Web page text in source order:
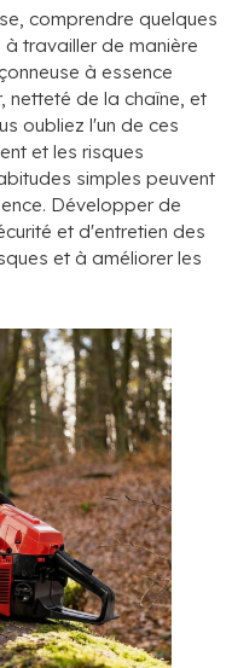
comprendre quelques
travailler de manière
à essence
netteté de la chaîne, et
oubliez l'un de ces
et les risques
simples peuvent
Développer de
et d'entretien des
et à améliorer les